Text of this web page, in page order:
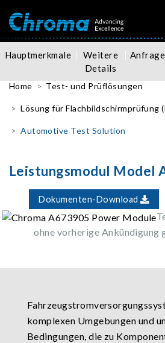
Hauptmerkmale
Weitere
Details
Home Test- und Prüflösungen
Lösung für Flachbildschirmprüfung
Automotive Test Solution
Leistungsmodul Model
Dokumenten-Download
ohne vorherige Ankündigung
komplexen Umgebungen und
Bedingungen, die zu